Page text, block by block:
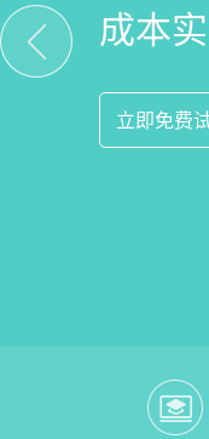
位解
立即免费
成本
立即免费
捷，
立即免费